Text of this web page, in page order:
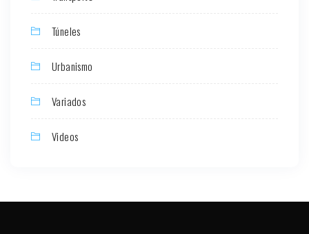
Túneles
Urbanismo
Variados
Videos